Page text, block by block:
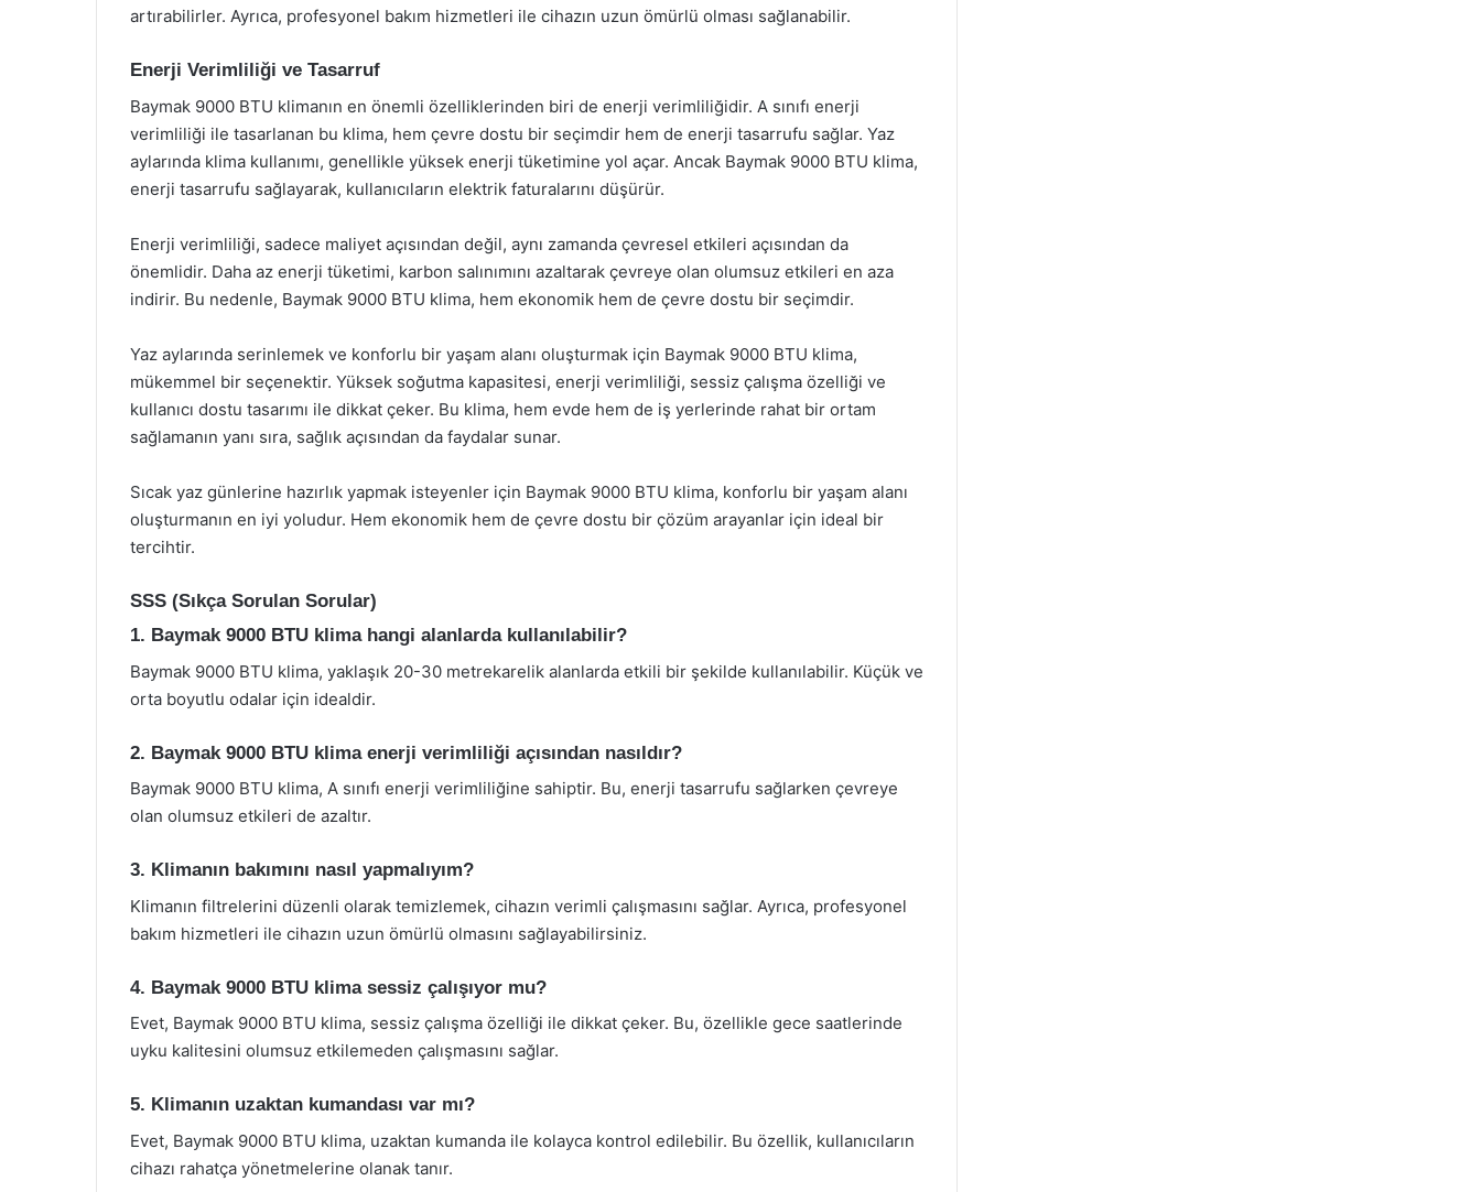
artırabilirler. Ayrıca, profesyonel bakım hizmetleri ile cihazın uzun ömürlü olması sağlanabilir.
Enerji Verimliliği ve Tasarruf
Baymak 9000 BTU klimanın en önemli özelliklerinden biri de enerji verimliliğidir. A sınıfı enerji
verimliliği ile tasarlanan bu klima, hem çevre dostu bir seçimdir hem de enerji tasarrufu sağlar. Yaz
aylarında klima kullanımı, genellikle yüksek enerji tüketimine yol açar. Ancak Baymak 9000 BTU klima,
enerji tasarrufu sağlayarak, kullanıcıların elektrik faturalarını düşürür.
Enerji verimliliği, sadece maliyet açısından değil, aynı zamanda çevresel etkileri açısından da
önemlidir. Daha az enerji tüketimi, karbon salınımını azaltarak çevreye olan olumsuz etkileri en aza
indirir. Bu nedenle, Baymak 9000 BTU klima, hem ekonomik hem de çevre dostu bir seçimdir.
Yaz aylarında serinlemek ve konforlu bir yaşam alanı oluşturmak için Baymak 9000 BTU klima,
mükemmel bir seçenektir. Yüksek soğutma kapasitesi, enerji verimliliği, sessiz çalışma özelliği ve
kullanıcı dostu tasarımı ile dikkat çeker. Bu klima, hem evde hem de iş yerlerinde rahat bir ortam
sağlamanın yanı sıra, sağlık açısından da faydalar sunar.
Sıcak yaz günlerine hazırlık yapmak isteyenler için Baymak 9000 BTU klima, konforlu bir yaşam alanı
oluşturmanın en iyi yoludur. Hem ekonomik hem de çevre dostu bir çözüm arayanlar için ideal bir
tercihtir.
SSS (Sıkça Sorulan Sorular)
1. Baymak 9000 BTU klima hangi alanlarda kullanılabilir?
Baymak 9000 BTU klima, yaklaşık 20-30 metrekarelik alanlarda etkili bir şekilde kullanılabilir. Küçük ve
orta boyutlu odalar için idealdir.
2. Baymak 9000 BTU klima enerji verimliliği açısından nasıldır?
Baymak 9000 BTU klima, A sınıfı enerji verimliliğine sahiptir. Bu, enerji tasarrufu sağlarken çevreye
olan olumsuz etkileri de azaltır.
3. Klimanın bakımını nasıl yapmalıyım?
Klimanın filtrelerini düzenli olarak temizlemek, cihazın verimli çalışmasını sağlar. Ayrıca, profesyonel
bakım hizmetleri ile cihazın uzun ömürlü olmasını sağlayabilirsiniz.
4. Baymak 9000 BTU klima sessiz çalışıyor mu?
Evet, Baymak 9000 BTU klima, sessiz çalışma özelliği ile dikkat çeker. Bu, özellikle gece saatlerinde
uyku kalitesini olumsuz etkilemeden çalışmasını sağlar.
5. Klimanın uzaktan kumandası var mı?
Evet, Baymak 9000 BTU klima, uzaktan kumanda ile kolayca kontrol edilebilir. Bu özellik, kullanıcıların
cihazı rahatça yönetmelerine olanak tanır.